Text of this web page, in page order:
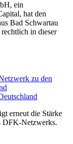
ein
hat den
Bad Schwartau
in dieser
zu den
erneut die Stärke
DFK-Netzwerks.